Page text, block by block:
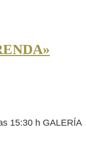
15:30 h GALERÍA